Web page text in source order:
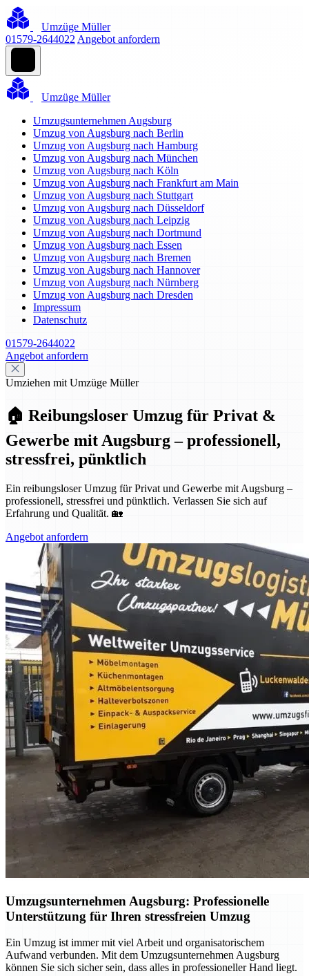
Umzüge Müller
01579-2644022 Angebot anfordern
Umzüge Müller
Umzugsunternehmen Augsburg
Umzug von Augsburg nach Berlin
Umzug von Augsburg nach Hamburg
Umzug von Augsburg nach München
Umzug von Augsburg nach Köln
Umzug von Augsburg nach Frankfurt am Main
Umzug von Augsburg nach Stuttgart
Umzug von Augsburg nach Düsseldorf
Umzug von Augsburg nach Leipzig
Umzug von Augsburg nach Dortmund
Umzug von Augsburg nach Essen
Umzug von Augsburg nach Bremen
Umzug von Augsburg nach Hannover
Umzug von Augsburg nach Nürnberg
Umzug von Augsburg nach Dresden
Impressum
Datenschutz
01579-2644022
Angebot anfordern
Umziehen mit Umzüge Müller
🏠 Reibungsloser Umzug für Privat &
Gewerbe mit Augsburg – professionell,
stressfrei, pünktlich
Ein reibungsloser Umzug für Privat und Gewerbe mit Augsburg –
professionell, stressfrei und pünktlich. Verlassen Sie sich auf
Erfahrung und Qualität. 🏡
Angebot anfordern
Umzugsunternehmen Augsburg: Professionelle
Unterstützung für Ihren stressfreien Umzug
Ein Umzug ist immer mit viel Arbeit und organisatorischem
Aufwand verbunden. Mit dem Umzugsunternehmen Augsburg
können Sie sich sicher sein, dass alles in professioneller Hand liegt.